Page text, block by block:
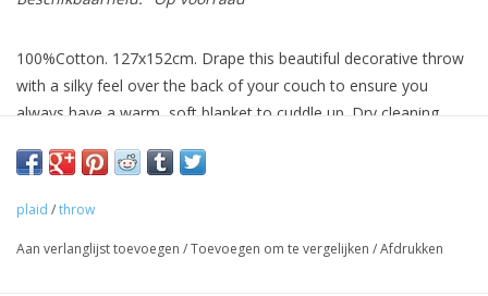
100%Cotton. 127x152cm. Drape this beautiful decorative throw
with a silky feel over the back of your couch to ensure you
always have a warm, soft blanket to cuddle up. Dry cleaning
plaid /throw
Aan verlanglijst toevoegen /Toevoegen om te vergelijken /Afdrukken